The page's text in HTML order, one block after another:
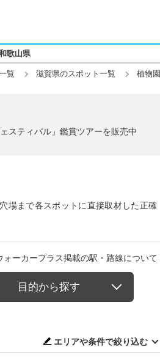
歌山県
覧 滋賀県のスポット一覧 植物園
スティバル」鑑賞ツアーを販売中
場まで各スポットに直接取材した正確
ォーカープラス掲載の駅・路線について
目的から探す
エリアや条件で絞り込む